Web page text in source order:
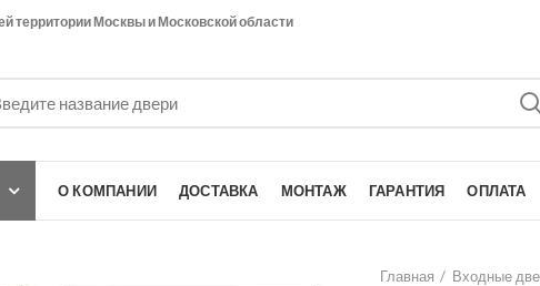
территории Москвы и Московской области
О КОМПАНИИ ДОСТАВКА МОНТАЖ ГАРАНТИЯ ОПЛАТА
Главная Входные